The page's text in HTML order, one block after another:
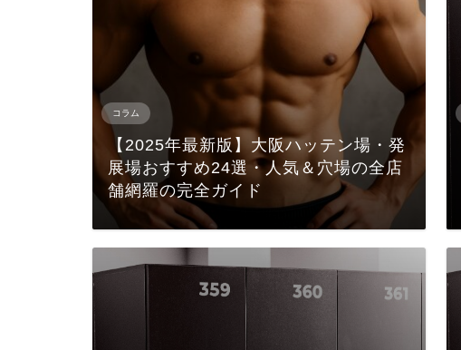
コラム
【2025年最新版】大阪ハッテン場・発
展場おすすめ24選・人気＆穴場の全店
舗網羅の完全ガイド